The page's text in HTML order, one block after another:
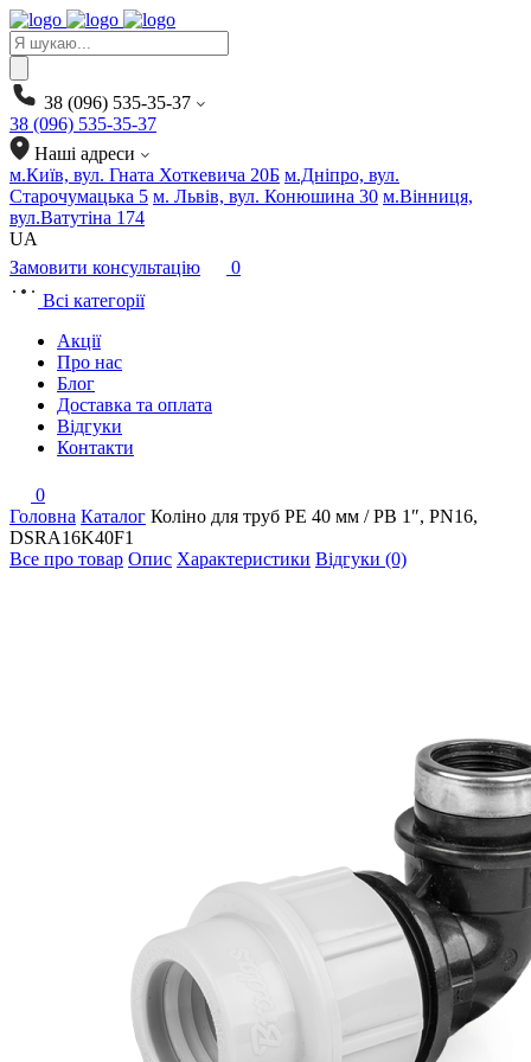
Products
search
38 (096) 535-35-37
38 (096) 535-35-37
Наші адреси
м.Київ, вул. Гната Хоткевича 20Б м.Дніпро, вул.
Старочумацька 5 м. Львів, вул. Конюшина 30 м.Вінниця,
вул.Ватутіна 174
UA
Замовити консультацію
0
Всі категорії
Акції
Про нас
Блог
Доставка та оплата
Відгуки
Контакти
0
Головна Каталог Коліно для труб PE 40 мм / РВ 1″, PN16,
DSRA16K40F1
Все про товар Опис Характеристики Відгуки (0)